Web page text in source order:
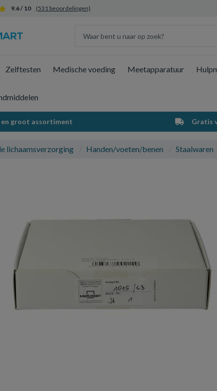
9.6 / 10 (531 beoordelingen)
Zelftesten Medische voeding Meetapparatuur
groot assortiment Gratis
lichaamsverzorging Handen/voeten/benen Staalwaren